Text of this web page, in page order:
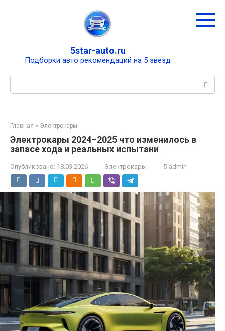
5star-auto.ru
Подборки авто рекомендаций на 5 звезд
Главная » Электрокары
Электрокары 2024–2025 что изменилось в
запасе хода и реальных испытани
Опубликовано: 18.03.2026 Электрокары 5-admin